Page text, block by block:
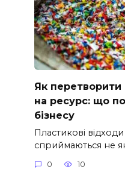
Як перетворити
на ресурс: що
бізнесу
Пластикові
сприймаються не
0 10